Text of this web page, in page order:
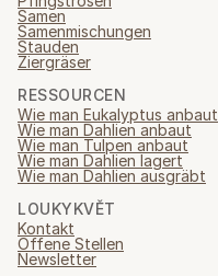
Samen
Samenmischungen
Stauden
Ziergräser
RESSOURCEN
Wie man Eukalyptus anbaut
Wie man Dahlien anbaut
Wie man Tulpen anbaut
Wie man Dahlien lagert
Wie man Dahlien ausgräbt
LOUKYKVĚT
Kontakt
Offene Stellen
Newsletter